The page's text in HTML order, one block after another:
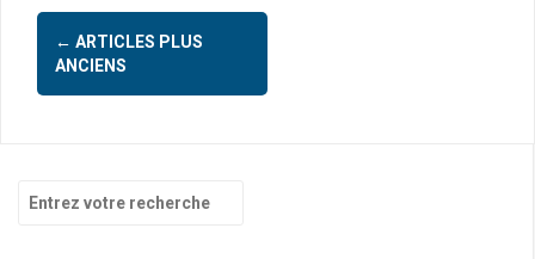
N
a
g
← ARTICLES PLUS
ANCIENS